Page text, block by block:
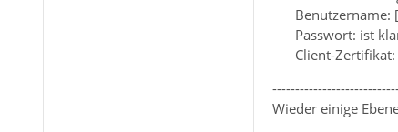
Benutzername:
Passwort: ist
Client-
Wieder einige